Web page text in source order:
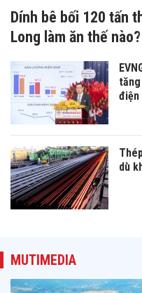
Dính bê bối 120 tấn
Long làm ăn thế nào?
điện
dù
MUTIMEDIA